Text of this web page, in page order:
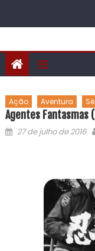
Ação Aventura
Agentes Fantasmas
27 de julho de 2016